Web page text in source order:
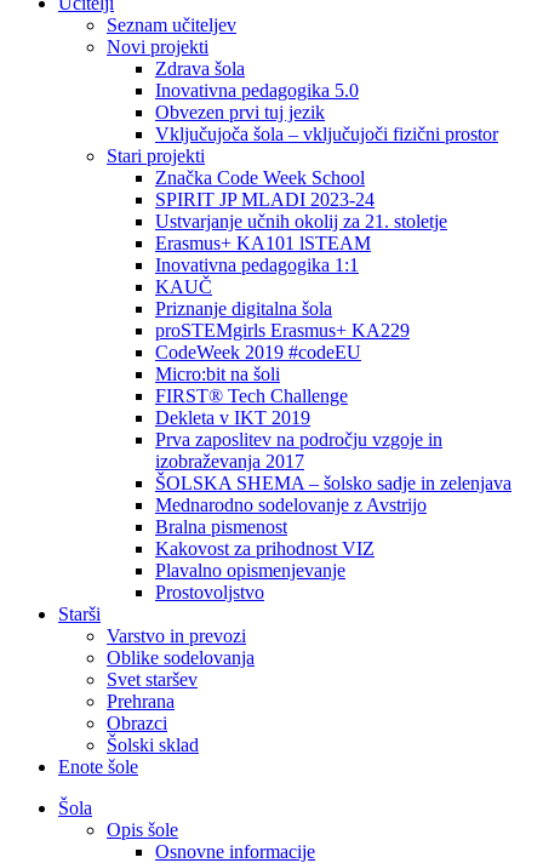
Seznam učiteljev
Novi projekti
Zdrava šola
Inovativna pedagogika 5.0
Obvezen prvi tuj jezik
Vključujoča šola – vključujoči fizični prostor
Stari projekti
Značka Code Week School
SPIRIT JP MLADI 2023-24
Ustvarjanje učnih okolij za 21. stoletje
Erasmus+ KA101 lSTEAM
Inovativna pedagogika 1:1
KAUČ
Priznanje digitalna šola
proSTEMgirls Erasmus+ KA229
CodeWeek 2019 #codeEU
Micro:bit na šoli
FIRST® Tech Challenge
Dekleta v IKT 2019
Prva zaposlitev na področju vzgoje in
izobraževanja 2017
ŠOLSKA SHEMA – šolsko sadje in zelenjava
Mednarodno sodelovanje z Avstrijo
Bralna pismenost
Kakovost za prihodnost VIZ
Plavalno opismenjevanje
Prostovoljstvo
Starši
Varstvo in prevozi
Oblike sodelovanja
Svet staršev
Prehrana
Obrazci
Šolski sklad
Enote šole
Šola
Opis šole
Osnovne informacije